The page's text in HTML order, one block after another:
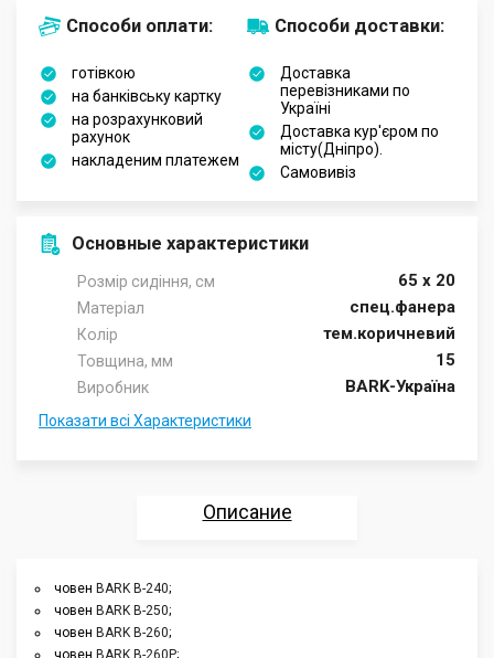
Способи оплати:
готівкою
на банківську картку
на розрахунковий
рахунок
накладеним платежем
Способи доставки:
Доставка
перевізниками по
Україні
Доставка кур'єром по
місту(Дніпро).
Самовивіз
Основные характеристики
Розмір сидіння, см 65 х 20
Матеріал спец.фанера
Колір тем.коричневий
Товщина, мм 15
Виробник BARK-Україна
Показати всі Характеристики
Описание
човен BARK B-240;
човен BARK B-250;
човен BARK B-260;